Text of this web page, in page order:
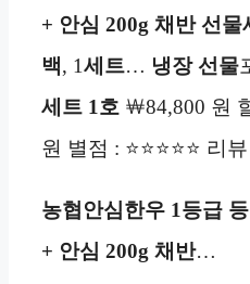
+ 안심 200g 채반 선
백, 1세트… 냉장 선물
세트 1호 ￦84,800 원
원 별점 : ⭐⭐⭐⭐⭐ 리
농협안심한우 1등급
+ 안심 200g 채반…